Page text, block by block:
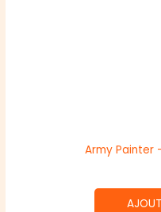
Army Painter